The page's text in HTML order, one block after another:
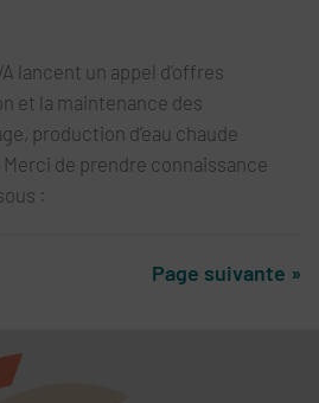
lancent un appel d’offres
et la maintenance des
production d’eau chaude
de prendre connaissance
:
Page suivante »